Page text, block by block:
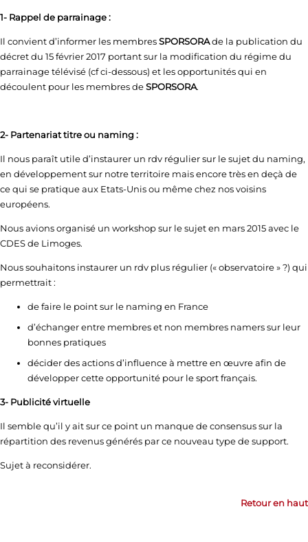
1- Rappel de parrainage :
Il convient d’informer les membresSPORSORAde la publication du
décret du 15 février 2017 portant sur la modification du régime du
parrainage télévisé (cf ci-dessous) et les opportunités qui en
découlent pour les membres deSPORSORA.
2- Partenariat titre ou naming :
Il nous paraît utile d’instaurer un rdv régulier sur le sujet du naming,
en développement sur notre territoire mais encore très en deçà de
ce qui se pratique aux Etats-Unis ou même chez nos voisins
européens.
Nous avions organisé un workshop sur le sujet en mars 2015 avec le
CDES de Limoges.
Nous souhaitons instaurer un rdv plus régulier (« observatoire » ?) qui
permettrait :
de faire le point sur le naming en France
d’échanger entre membres et non membres namers sur leur
bonnes pratiques
décider des actions d’influence à mettre en œuvre afin de
développer cette opportunité pour le sport français.
3- Publicité virtuelle
Il semble qu’il y ait sur ce point un manque de consensus sur la
répartition des revenus générés par ce nouveau type de support.
Sujet à reconsidérer.
Retour en haut